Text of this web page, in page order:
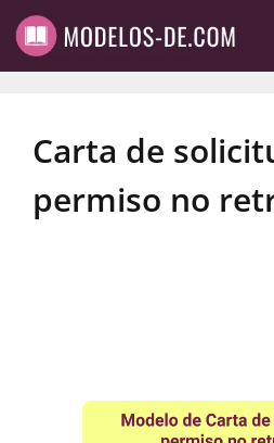
Saltar
al
contenido
Carta de
permiso no